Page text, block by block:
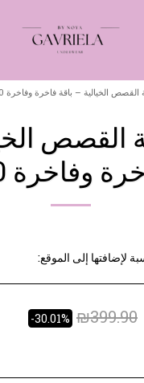
الخيالية – باقة فاخرة وفاخرة 279.90
وفاخرة 279.90
لإضافتها إلى الموقع:
₪399.90
-30.01%